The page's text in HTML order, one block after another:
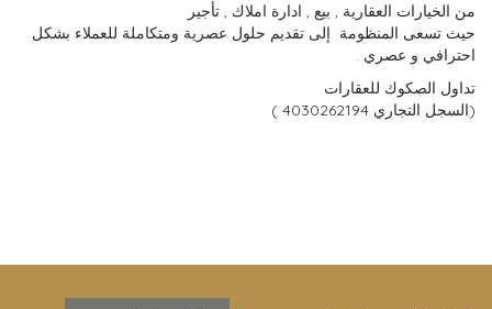
من الخيارات العقارية , بيع , ادارة املاك , تأجير
حيث تسعى المنظومة إلى تقديم حلول عصرية ومتكاملة للعملاء بشكل
احترافي و عصري .
تداول الصكوك للعقارات
(السجل التجاري 4030262194 )